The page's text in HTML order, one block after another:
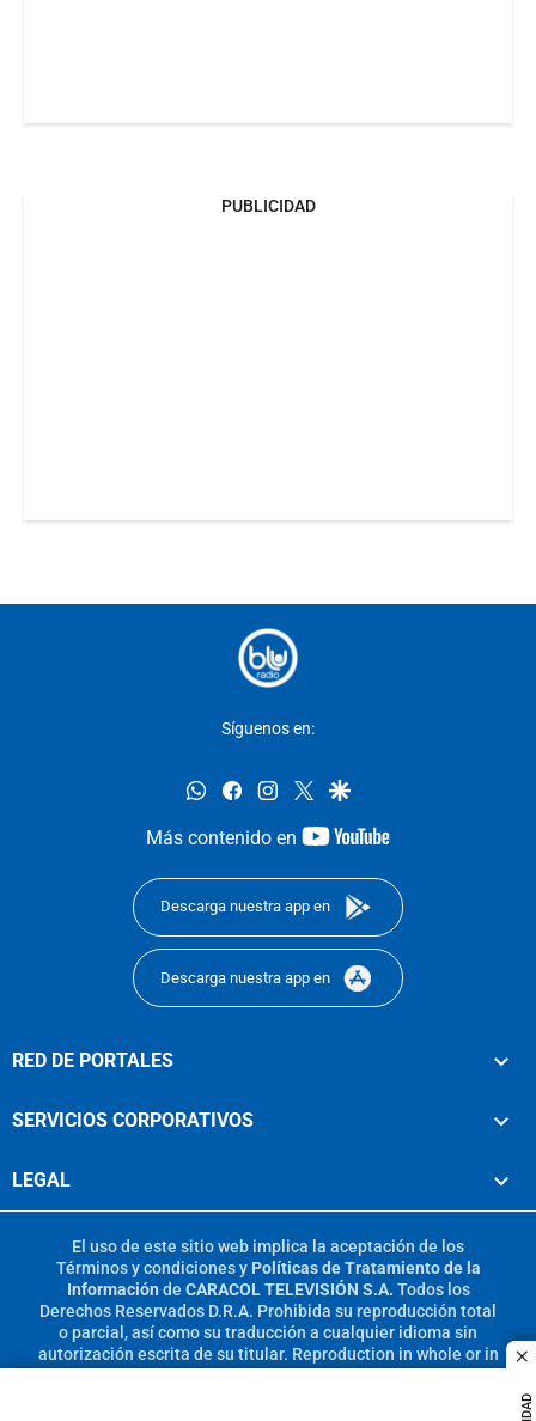
PUBLICIDAD
Síguenos en:
whatsappfacebookinstagram
twittergoogle
Más contenido en
youtube-
Descarga nuestra app en
Descarga nuestra app en
RED DE PORTALES
SERVICIOS CORPORATIVOS
LEGAL
El uso de este sitio web implica la aceptación de los
Términos y condicionesy Políticas de Tratamiento de la
Información de CARACOL TELEVISIÓN S.A. Todos los
Derechos Reservados D.R.A. Prohibida su reproducción total
o parcial, así como su traducción a cualquier idioma sin
autorización escrita de su titular. Reproduction in whole or in